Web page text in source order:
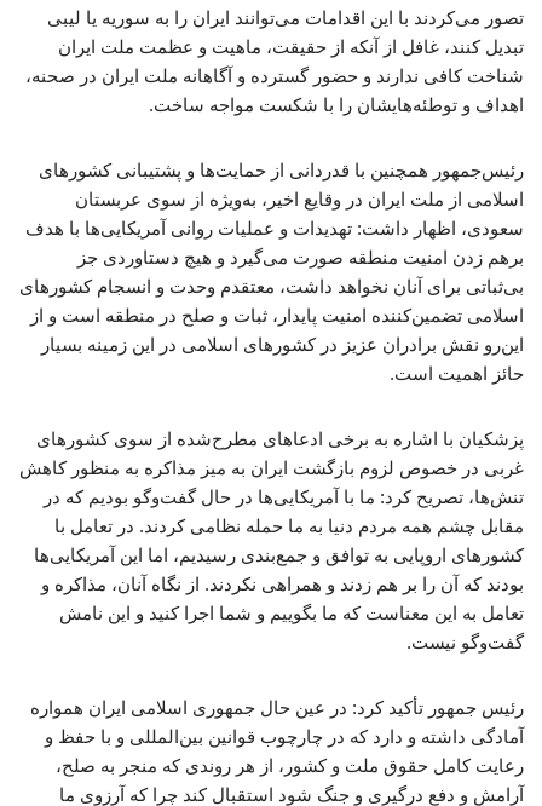
تصور می‌کردند با این اقدامات می‌توانند ایران را به سوریه یا لیبی
تبدیل کنند، غافل از آنکه از حقیقت، ماهیت و عظمت ملت ایران
شناخت کافی ندارند و حضور گسترده و آگاهانه ملت ایران در صحنه،
اهداف و توطئه‌هایشان را با شکست مواجه ساخت.
رئیس‌جمهور همچنین با قدردانی از حمایت‌ها و پشتیبانی کشورهای
اسلامی از ملت ایران در وقایع اخیر، به‌ویژه از سوی عربستان
سعودی، اظهار داشت: تهدیدات و عملیات روانی آمریکایی‌ها با هدف
برهم زدن امنیت منطقه صورت می‌گیرد و هیچ دستاوردی جز
بی‌ثباتی برای آنان نخواهد داشت، معتقدم وحدت و انسجام کشورهای
اسلامی تضمین‌کننده امنیت پایدار، ثبات و صلح در منطقه است و از
این‌رو نقش برادران عزیز در کشورهای اسلامی در این زمینه بسیار
حائز اهمیت است.
پزشکیان با اشاره به برخی ادعاهای مطرح‌شده از سوی کشورهای
غربی در خصوص لزوم بازگشت ایران به میز مذاکره به منظور کاهش
تنش‌ها، تصریح کرد: ما با آمریکایی‌ها در حال گفت‌وگو بودیم که در
مقابل چشم همه مردم دنیا به ما حمله نظامی کردند. در تعامل با
کشورهای اروپایی به توافق و جمع‌بندی رسیدیم، اما این آمریکایی‌ها
بودند که آن را بر هم زدند و همراهی نکردند. از نگاه آنان، مذاکره و
تعامل به این معناست که ما بگوییم و شما اجرا کنید و این نامش
گفت‌وگو نیست.
رئیس جمهور تأکید کرد: در عین حال جمهوری اسلامی ایران همواره
آمادگی داشته و دارد که در چارچوب قوانین بین‌المللی و با حفظ و
رعایت کامل حقوق ملت و کشور، از هر روندی که منجر به صلح،
آرامش و دفع درگیری و جنگ شود استقبال کند چرا که آرزوی ما